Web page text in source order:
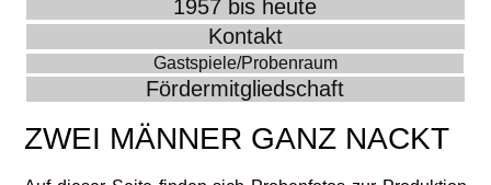
1957 bis heute
Kontakt
Gastspiele/Probenraum
Fördermitgliedschaft
ZWEI MÄNNER GANZ NACKT